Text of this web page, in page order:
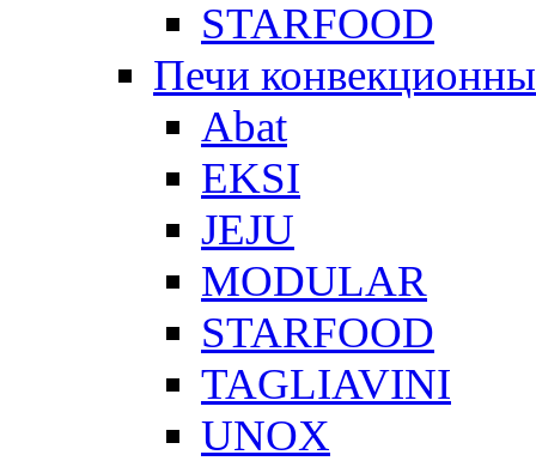
STARFOOD
Печи
Abat
EKSI
JEJU
MODULAR
STARFOOD
TAGLIAVINI
UNOX